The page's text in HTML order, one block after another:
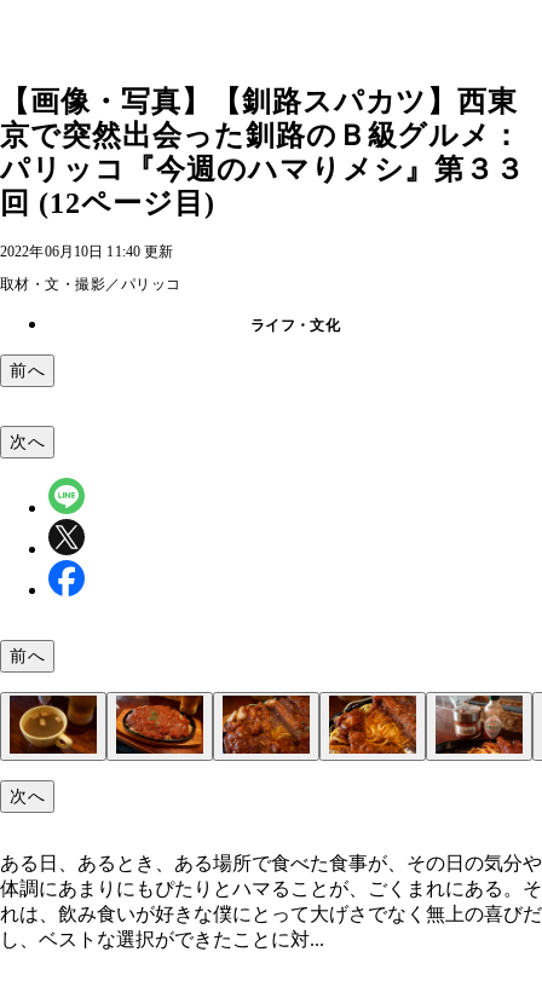
【画像・写真】【釧路スパカツ】西東
京で突然出会った釧路のＢ級グルメ：
パリッコ『今週のハマりメシ』第３３
回 (12ページ目)
2022年06月10日 11:40 更新
取材・文・撮影／パリッコ
ライフ・文化
前へ
次へ
前へ
次へ
ある日、あるとき、ある場所で食べた食事が、その日の気分や
体調にあまりにもぴたりとハマることが、ごくまれにある。そ
れは、飲み食いが好きな僕にとって大げさでなく無上の喜びだ
し、ベストな選択ができたことに対...